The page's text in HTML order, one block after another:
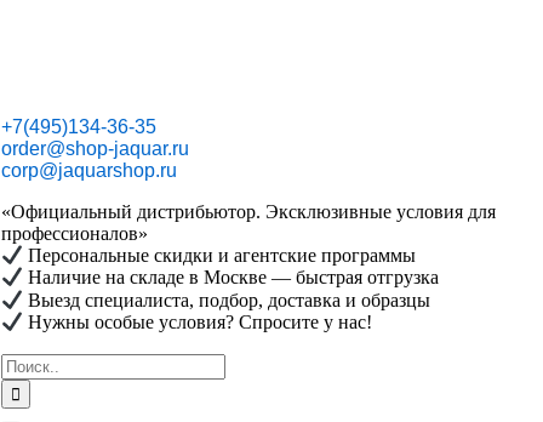
+7(495)134-36-35
order@shop-jaquar.ru
corp@jaquarshop.ru
«Официальный дистрибьютор. Эксклюзивные условия для
профессионалов»
Персональные скидки и агентские программы
Наличие на складе в Москве — быстрая отгрузка
Выезд специалиста, подбор, доставка и образцы
Нужны особые условия? Спросите у нас!
Результат
поиска: